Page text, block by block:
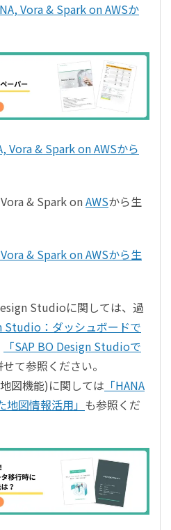
Vora & Spark on AWSか
Vora & Spark on AWSから
& Spark onAWSから生
& Spark on AWSから生
Studioに関しては、過
Studio：ダッシュボードで
「SAP BO Design Studioで
て参照ください。
図機能)に関しては 「HANA
図情報活用」 も参照くだ